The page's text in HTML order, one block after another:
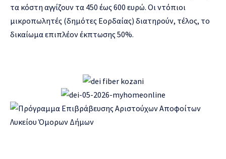
τα κόστη αγγίζουν τα 450 έως 600 ευρώ. Οι ντόπιοι
μικροπωλητές (δημότες Εορδαίας) διατηρούν, τέλος, το
δικαίωμα επιπλέον έκπτωσης 50%.